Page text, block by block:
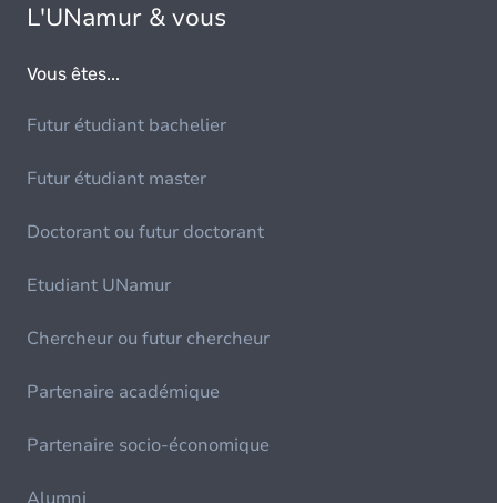
L'UNamur & vous
Vous êtes...
Futur étudiant bachelier
Futur étudiant master
Doctorant ou futur doctorant
Etudiant UNamur
Chercheur ou futur chercheur
Partenaire académique
Partenaire socio-économique